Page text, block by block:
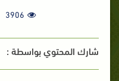
3906
شارك المحتوي بواسطة :